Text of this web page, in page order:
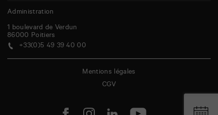
Administration
1 boulevard de Verdun
86000 Poitiers
+33(0)5 49 39 40 00
Mentions légales
CGV